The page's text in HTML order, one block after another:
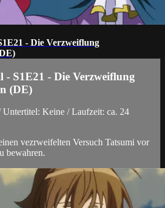
- Die Verzweiflung
S1E21 - Die Verzweiflung
(DE)
Untertitel: Keine / Laufzeit: ca. 24
vezrweifelten Versuch Tatsumi vor
bewahren.